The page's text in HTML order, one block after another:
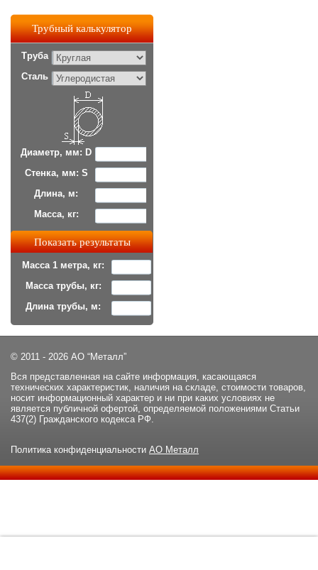
Трубный калькулятор
Труба
Сталь
Диаметр, мм: D
Стенка, мм: S
Длина, м:
Масса, кг:
Масса 1 метра, кг:
Масса трубы, кг:
Длина трубы, м:
© 2011 - 2026 АО “Металл”
Вся представленная на сайте информация, касающаяся
технических характеристик, наличия на складе, стоимости товаров,
носит информационный характер и ни при каких условиях не
является публичной офертой, определяемой положениями Статьи
437(2) Гражданского кодекса РФ.
Политика конфиденциальности АО Металл